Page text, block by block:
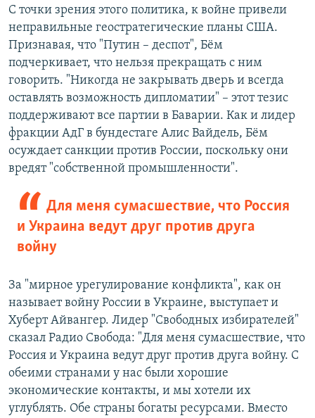
С точки зрения этого политика, к войне привели
неправильные геостратегические планы США.
Признавая, что "Путин – деспот", Бём
подчеркивает, что нельзя прекращать с ним
говорить. "Никогда не закрывать дверь и всегда
оставлять возможность дипломатии" – этот тезис
поддерживают все партии в Баварии. Как и лидер
фракции АдГ в бундестаге Алис Вайдель, Бём
осуждает санкции против России, поскольку они
вредят "собственной промышленности".
Для меня сумасшествие, что Россия
и Украина ведут друг против друга
войну
За "мирное урегулирование конфликта", как он
называет войну России в Украине, выступает и
Хуберт Айвангер. Лидер "Свободных избирателей"
сказал Радио Свобода: "Для меня сумасшествие, что
Россия и Украина ведут друг против друга войну. С
обеими странами у нас были хорошие
экономические контакты, и мы хотели их
углублять. Обе страны богаты ресурсами. Вместо